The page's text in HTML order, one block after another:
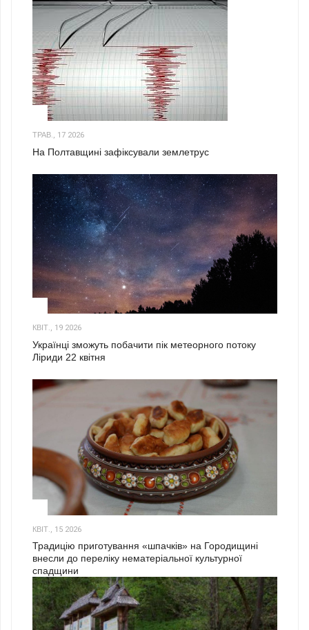
ТРАВ., 17 2026
На Полтавщині зафіксували землетрус
КВІТ., 19 2026
Українці зможуть побачити пік метеорного потоку
Ліриди 22 квітня
КВІТ., 15 2026
Традицію приготування «шпачків» на Городищині
внесли до переліку нематеріальної культурної
спадщини